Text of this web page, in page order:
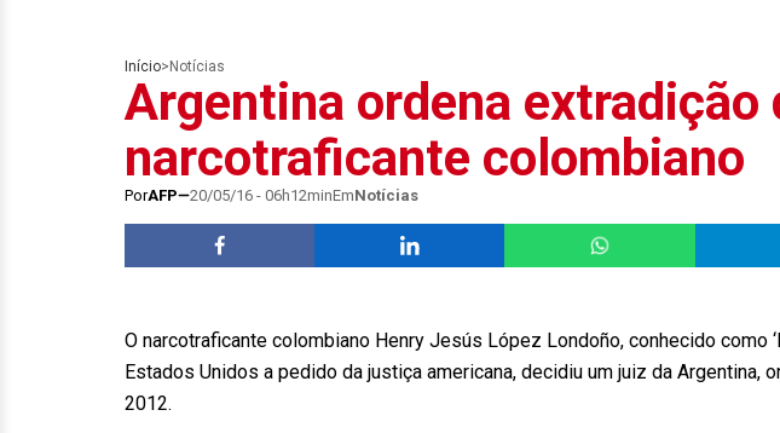
Início> Notícias
Argentina ordena extradição
narcotraficante colombiano
PorAFP 20/05/16 - 06h12minEmNotícias
O narcotraficante colombiano Henry Jesús López Londoño, conhecido como
Estados Unidos a pedido da justiça americana, decidiu um juiz da Argentina,
2012.